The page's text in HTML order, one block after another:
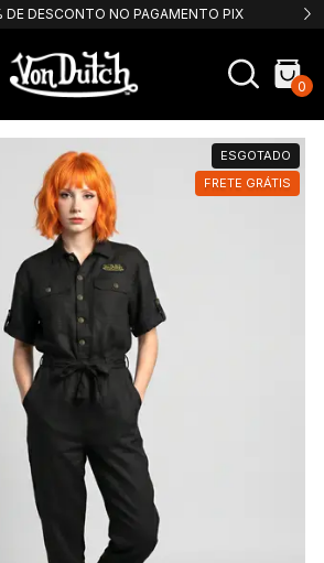
DE DESCONTO NO PAGAMENTO PIX
0
ESGOTADO
FRETE GRÁTIS